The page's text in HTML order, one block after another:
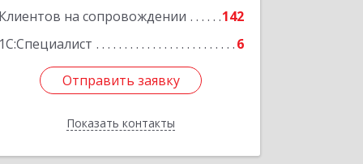
Клиентов на сопровождении
142
1С:Специалист
6
Отправить заявку
Показать контакты
Отправить заявку
Назад